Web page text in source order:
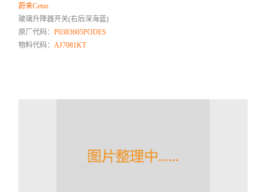
蔚来Cetus
玻璃升降器开关(右后深海蓝)
原厂代码：P0383605PODES
物料代码： AJ7081KT